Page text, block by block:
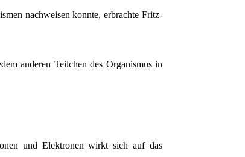
nachweisen konnte, erbrachte Fritz-
anderen Teilchen des Organismus in
und Elektronen wirkt sich auf das